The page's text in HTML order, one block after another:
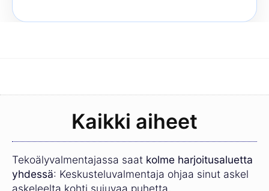
Kaikki aiheet
Tekoälyvalmentajassa saat kolme harjoitusaluetta
yhdessä: Keskusteluvalmentaja ohjaa sinut askel
askeleelta kohti sujuvaa puhetta,